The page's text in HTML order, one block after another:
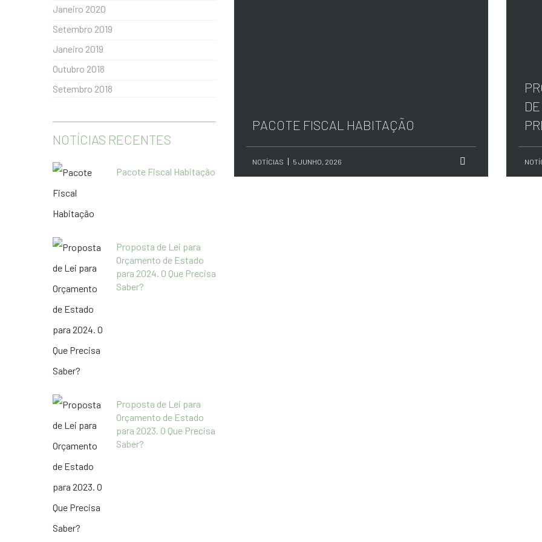
PACOTE FISCAL HABITAÇÃO
NOTÍCIAS 5 JUNHO, 2026
Janeiro 2020
Setembro 2019
Janeiro 2019
Outubro 2018
Setembro 2018
NOTÍCIAS RECENTES
Pacote Fiscal Habitação
Proposta de Lei para
Orçamento de Estado
para 2024. O Que Precisa
Saber?
Proposta de Lei para
Orçamento de Estado
para 2023. O Que Precisa
Saber?